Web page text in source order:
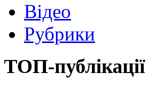
Відео
Рубрики
ТОП-публікації